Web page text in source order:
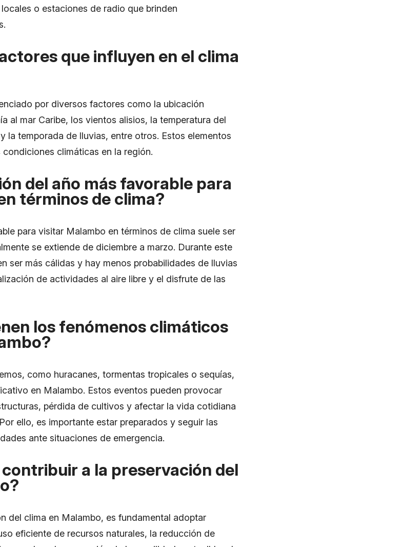
o estaciones de radio que brinden
que influyen en el clima
por diversos factores como la ubicación
al mar Caribe, los vientos alisios, la temperatura del
la temporada de lluvias, entre otros. Estos elementos
climáticas en la región.
del año más favorable para
términos de clima?
para visitar Malambo en términos de clima suele ser
se extiende de diciembre a marzo. Durante este
ser más cálidas y hay menos probabilidades de lluvias
de actividades al aire libre y el disfrute de las
los fenómenos climáticos
como huracanes, tormentas tropicales o sequías,
en Malambo. Estos eventos pueden provocar
pérdida de cultivos y afectar la vida cotidiana
ello, es importante estar preparados y seguir las
ante situaciones de emergencia.
a la preservación del
del clima en Malambo, es fundamental adoptar
eficiente de recursos naturales, la reducción de